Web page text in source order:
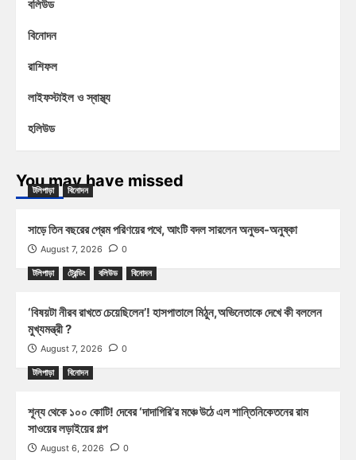
বলিউড
বিনোদন
রাশিফল
লাইফস্টাইল ও স্বাস্থ্য
হলিউড
You may have missed
টলিপাড়া বিনোদন
সাড়ে তিন বছরের প্রেম পরিণয়ের পথে, আংটি বদল সারলেন অনুভব-অনুষ্কা
August 7, 2026 0
টলিপাড়া ট্রেন্ডিং বলিউড বিনোদন
‘বিষয়টা নীরব রাখতে চেয়েছিলেন’! হাসপাতালে মিঠুন,অভিনেতাকে দেখে কী বললেন
মুখ্যমন্ত্রী ?
August 7, 2026 0
টলিপাড়া বিনোদন
শূন্য থেকে ১০০ কোটি! দেবের ‘দাদাগিরি’র মঞ্চে উঠে এল শান্তিনিকেতনের রাম
সাওয়ের লড়াইয়ের গল্প
August 6, 2026 0